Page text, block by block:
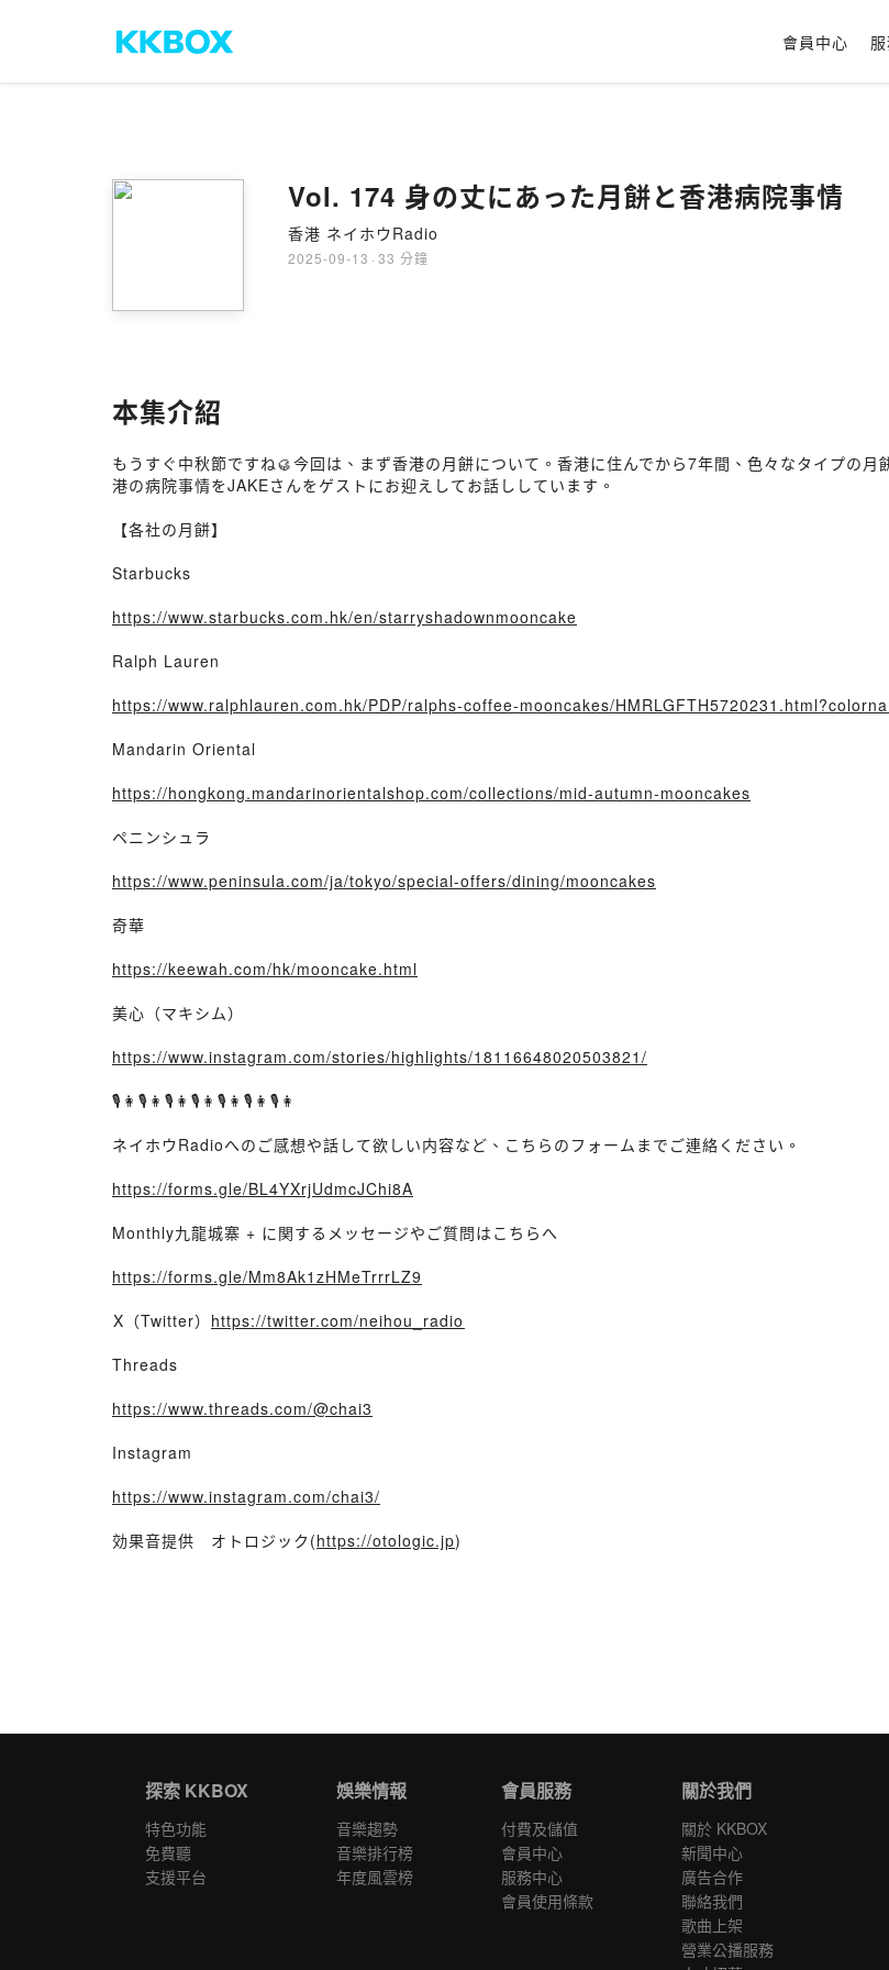
會員中心
Vol. 174 身の丈にあった月餅と香港病院事情
香港 ネイホウRadio
2025-09-13 · 33 分鐘
本集介紹
もうすぐ中秋節ですね🥮今回は、まず香港の月餅について。香港に住んでから7年間、色々なタイプの
港の病院事情をJAKEさんをゲストにお迎えしてお話ししています。
【各社の月餅】
Starbucks
https://www.starbucks.com.hk/en/starryshadownmooncake
Ralph Lauren
https://www.ralphlauren.com.hk/PDP/ralphs-coffee-mooncakes/
Mandarin Oriental
https://hongkong.mandarinorientalshop.com/collections/mid-autumn-mooncakes
ペニンシュラ
https://www.peninsula.com/ja/tokyo/special-offers/dining/mooncakes
奇華
https://keewah.com/hk/mooncake.html
美心（マキシム）
https://www.instagram.com/stories/highlights/18116648020503821/
🎙👩🎙👩🎙👩🎙👩🎙👩🎙👩🎙👩
ネイホウRadioへのご感想や話して欲しい内容など、こちらのフォームまでご連絡ください。
https://forms.gle/BL4YXrjUdmcJChi8A
Monthly九龍城寨 + に関するメッセージやご質問はこちらへ
https://forms.gle/Mm8Ak1zHMeTrrrLZ9
⁠X（Twitter） https://twitter.com/neihou_radio⁠
Threads
https://www.threads.com/@chai3
Instagram
https://www.instagram.com/chai3/
効果音提供 オトロジック(https://otologic.jp)
探索 KKBOX
特色功能
免費聽
支援平台
娛樂情報
音樂趨勢
音樂排行榜
年度風雲榜
會員服務
付費及儲值
會員中心
服務中心
會員使用條款
關於我們
關於 KKBOX
新聞中心
廣告合作
聯絡我們
歌曲上架
營業公播服務